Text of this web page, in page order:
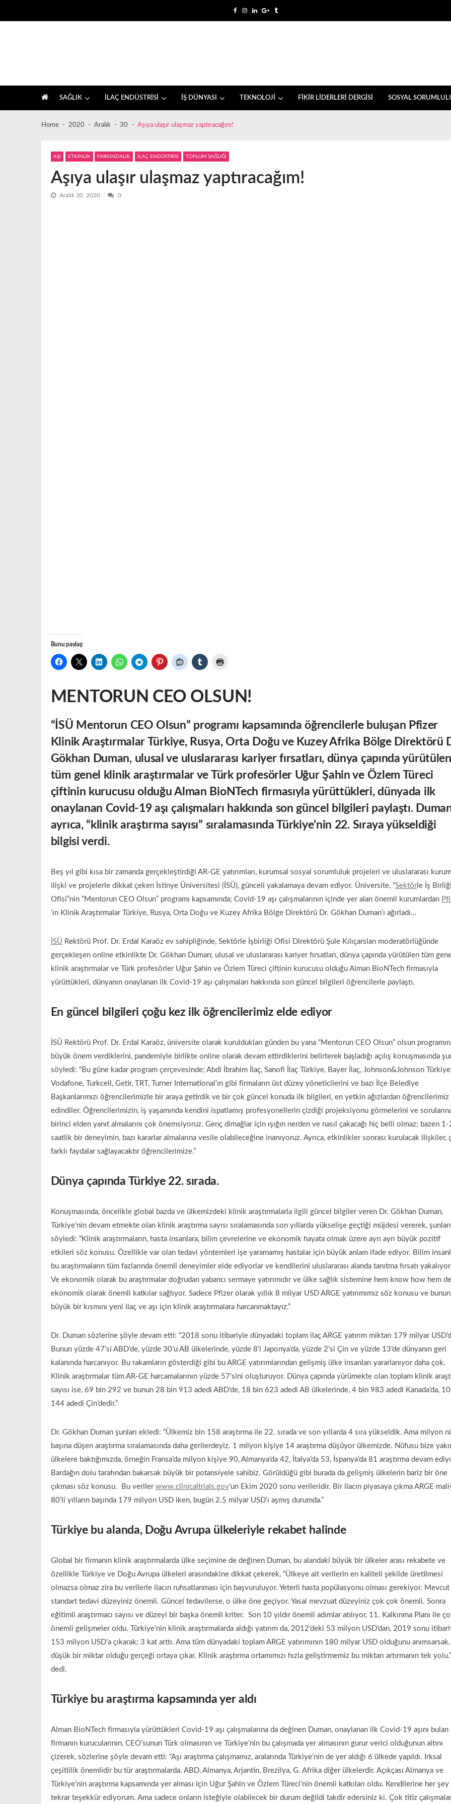
navigation
content
SAĞLIK İLAÇ ENDÜSTRİSİ İŞ DÜNYASI TEKNOLOJİ FİKİR LİDERLERİ DERGİSİ SOSYAL
Home 2020 Aralık 30 Aşıya ulaşır ulaşmaz yaptıracağım!
AŞI ETKİNLİK FARKINDALIK İLAÇ ENDÜSTRİSİ TOPLUM SAĞLIĞI
Aşıya ulaşır ulaşmaz yaptıracağım!
Aralık 30, 2020 0
Bunu paylaş:
MENTORUN CEO OLSUN!
“İSÜ Mentorun CEO Olsun” programı kapsamında öğrencilerle buluşan Pfizer
Klinik Araştırmalar Türkiye, Rusya, Orta Doğu ve Kuzey Afrika Bölge Direktörü
Gökhan Duman, ulusal ve uluslararası kariyer fırsatları, dünya çapında yürütülen
tüm genel klinik araştırmalar ve Türk profesörler Uğur Şahin ve Özlem Türeci
çiftinin kurucusu olduğu Alman BioNTech firmasıyla yürüttükleri, dünyada ilk
onaylanan Covid-19 aşı çalışmaları hakkında son güncel bilgileri paylaştı.
ayrıca, “klinik araştırma sayısı” sıralamasında Türkiye’nin 22. Sıraya yükseldiği
bilgisi verdi.
Beş yıl gibi kısa bir zamanda gerçekleştirdiği AR-GE yatırımları, kurumsal sosyal sorumluluk projeleri ve uluslararası
ilişki ve projelerle dikkat çeken İstinye Üniversitesi (İSÜ), günceli yakalamaya devam ediyor. Üniversite, “Sektörle İş Birliği
Ofisi”nin “Mentorun CEO Olsun” programı kapsamında; Covid-19 aşı çalışmalarının içinde yer alan önemli kurumlardan
’ın Klinik Araştırmalar Türkiye, Rusya, Orta Doğu ve Kuzey Afrika Bölge Direktörü Dr. Gökhan Duman’ı ağırladı…
İSÜ Rektörü Prof. Dr. Erdal Karaöz ev sahipliğinde, Sektörle İşbirliği Ofisi Direktörü Şule Kılıçarslan moderatörlüğünde
gerçekleşen online etkinlikte Dr. Gökhan Duman; ulusal ve uluslararası kariyer fırsatları, dünya çapında yürütülen tüm
klinik araştırmalar ve Türk profesörler Uğur Şahin ve Özlem Türeci çiftinin kurucusu olduğu Alman BioNTech firmasıyla
yürüttükleri, dünyanın onaylanan ilk Covid-19 aşı çalışmaları hakkında son güncel bilgileri öğrencilerle paylaştı.
En güncel bilgileri çoğu kez ilk öğrencilerimiz elde ediyor
İSÜ Rektörü Prof. Dr. Erdal Karaöz, üniversite olarak kuruldukları günden bu yana “Mentorun CEO Olsun” olsun
büyük önem verdiklerini, pandemiyle birlikte online olarak devam ettirdiklerini belirterek başladığı açılış konuşmasında
söyledi: “Bu güne kadar program çerçevesinde; Abdi İbrahim İlaç, Sanofi İlaç Türkiye, Bayer İlaç, Johnson&Johnson
Vodafone, Turkcell, Getir, TRT, Turner International’ın gibi firmaların üst düzey yöneticilerini ve bazı İlçe Belediye
Başkanlarımızı öğrencilerimizle bir araya getirdik ve bir çok güncel konuda ilk bilgileri, en yetkin ağızlardan öğrencilerimiz
edindiler. Öğrencilerimizin, iş yaşamında kendini ispatlamış profesyonellerin çizdiği projeksiyonu görmelerini ve
birinci elden yanıt almalarını çok önemsiyoruz. Genç dimağlar için ışığın nerden ve nasıl çakacağı hiç belli olmaz; bazen 1-
saatlik bir deneyimin, bazı kararlar almalarına vesile olabileceğine inanıyoruz. Ayrıca, etkinlikler sonrası kurulacak ilişkiler,
farklı faydalar sağlayacaktır öğrencilerimize.”
Dünya çapında Türkiye 22. sırada.
Konuşmasında, öncelikle global bazda ve ülkemizdeki klinik araştırmalarla ilgili güncel bilgiler veren Dr. Gökhan Duman,
Türkiye’nin devam etmekte olan klinik araştırma sayısı sıralamasında son yıllarda yükselişe geçtiği müjdesi vererek, şunları
söyledi: “Klinik araştırmaların, hasta insanlara, bilim çevrelerine ve ekonomik hayata olmak üzere ayrı ayrı büyük pozitif
etkileri söz konusu. Özellikle var olan tedavi yöntemleri işe yaramamış hastalar için büyük anlam ifade ediyor. Bilim
bu araştırmaların tüm fazlarında önemli deneyimler elde ediyorlar ve kendilerini uluslararası alanda tanıtma fırsatı
Ve ekonomik olarak bu araştırmalar doğrudan yabancı sermaye yatırımıdır ve ülke sağlık sistemine hem know how hem de
ekonomik olarak önemli katkılar sağlıyor. Sadece Pfizer olarak yıllık 8 milyar USD ARGE yatırımımız söz konusu ve bunun
büyük bir kısmını yeni ilaç ve aşı için klinik araştırmalara harcanmaktayız.”
Dr. Duman sözlerine şöyle devam etti: “2018 sonu itibariyle dünyadaki toplam ilaç ARGE yatırım miktarı 179 milyar
Bunun yüzde 47’si ABD’de, yüzde 30’u AB ülkelerinde, yüzde 8’i Japonya’da, yüzde 2’si Çin ve yüzde 13’de dünyanın geri
kalanında harcanıyor. Bu rakamların gösterdiği gibi bu ARGE yatırımlarından gelişmiş ülke insanları yararlanıyor daha çok.
Klinik araştırmalar tüm AR-GE harcamalarının yüzde 57’sini oluşturuyor. Dünya çapında yürümekte olan toplam klinik
sayısı ise, 69 bin 292 ve bunun 28 bin 913 adedi ABD’de, 18 bin 623 adedi AB ülkelerinde, 4 bin 983 adedi Kanada’da,
144 adedi Çin’dedir.”
Dr. Gökhan Duman şunları ekledi: “Ülkemiz bin 158 araştırma ile 22. sırada ve son yıllarda 4 sıra yükseldik. Ama milyon
başına düşen araştırma sıralamasında daha gerilerdeyiz. 1 milyon kişiye 14 araştırma düşüyor ülkemizde. Nüfusu bize
ülkelere baktığımızda, örneğin Fransa’da milyon kişiye 90, Almanya’da 42, İtalya’da 53, İspanya’da 81 araştırma devam
Bardağın dolu tarafından bakarsak büyük bir potansiyele sahibiz. Görüldüğü gibi burada da gelişmiş ülkelerin bariz bir öne
çıkması söz konusu. Bu veriler www.clinicaltrials.gov’un Ekim 2020 sonu verileridir. Bir ilacın piyasaya çıkma ARGE
80’li yılların başında 179 milyon USD iken, bugün 2.5 milyar USD’ı aşmış durumda.”
Türkiye bu alanda, Doğu Avrupa ülkeleriyle rekabet halinde
Global bir firmanın klinik araştırmalarda ülke seçimine de değinen Duman, bu alandaki büyük bir ülkeler arası rekabete ve
özellikle Türkiye ve Doğu Avrupa ülkeleri arasındakine dikkat çekerek, “Ülkeye ait verilerin en kaliteli şekilde üretilmesi
olmazsa olmaz zira bu verilerle ilacın ruhsatlanması için başvuruluyor. Yeterli hasta popülasyonu olması gerekiyor. Mevcut
standart tedavi düzeyiniz önemli. Güncel tedavilerse, o ülke öne geçiyor. Yasal mevzuat düzeyiniz çok çok önemli. Sonra
eğitimli araştırmacı sayısı ve düzeyi bir başka önemli kriter. Son 10 yıldır önemli adımlar atılıyor, 11. Kalkınma Planı ile
önemli gelişmeler oldu. Türkiye’nin klinik araştırmalarda aldığı yatırım da, 2012’deki 53 milyon USD’dan, 2019 sonu
153 milyon USD’a çıkarak; 3 kat arttı. Ama tüm dünyadaki toplam ARGE yatırımının 180 milyar USD olduğunu
düşük bir miktar olduğu gerçeği ortaya çıkar. Klinik araştırma ortamımızı hızla geliştirmemiz bu miktarı artırmanın tek yolu.”
dedi.
Türkiye bu araştırma kapsamında yer aldı
Alman BioNTech firmasıyla yürüttükleri Covid-19 aşı çalışmalarına da değinen Duman, onaylanan ilk Covid-19 aşını bulan
firmanın kurucularının, CEO’sunun Türk olmasının ve Türkiye’nin bu çalışmada yer almasının gurur verici olduğunun altını
çizerek, sözlerine şöyle devam etti: “Aşı araştırma çalışmamız, aralarında Türkiye’nin de yer aldığı 6 ülkede yapıldı. Irksal
çeşitlilik önemlidir bu tür araştırmalarda. ABD, Almanya, Arjantin, Brezilya, G. Afrika diğer ülkelerdir. Açıkçası Almanya ve
Türkiye’nin araştırma kapsamında yer alması için Uğur Şahin ve Özlem Türeci’nin önemli katkıları oldu. Kendilerine her
tekrar teşekkür ediyorum. Ama sadece onların isteğiyle olabilecek bir durum değildi takdir edersiniz ki. Çok titiz çalışmalar